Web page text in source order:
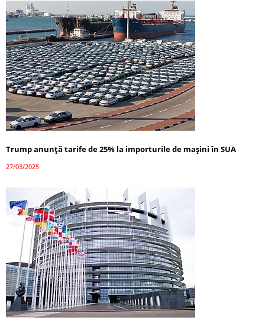
Trump anunță tarife de 25% la importurile de mașini în SUA
27/03/2025